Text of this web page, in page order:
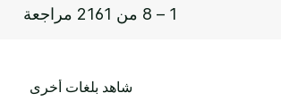
شاهد بلغات أخرى